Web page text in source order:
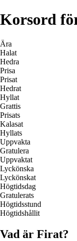
Korsord
Ära
Halat
Hedra
Prisa
Prisat
Hedrat
Hyllat
Grattis
Prisats
Kalasat
Hyllats
Uppvakta
Gratulera
Uppvaktat
Lyckönska
Lyckönskat
Högtidsdag
Gratulerats
Högtidsstund
Högtidshållit
Vad är Firat?